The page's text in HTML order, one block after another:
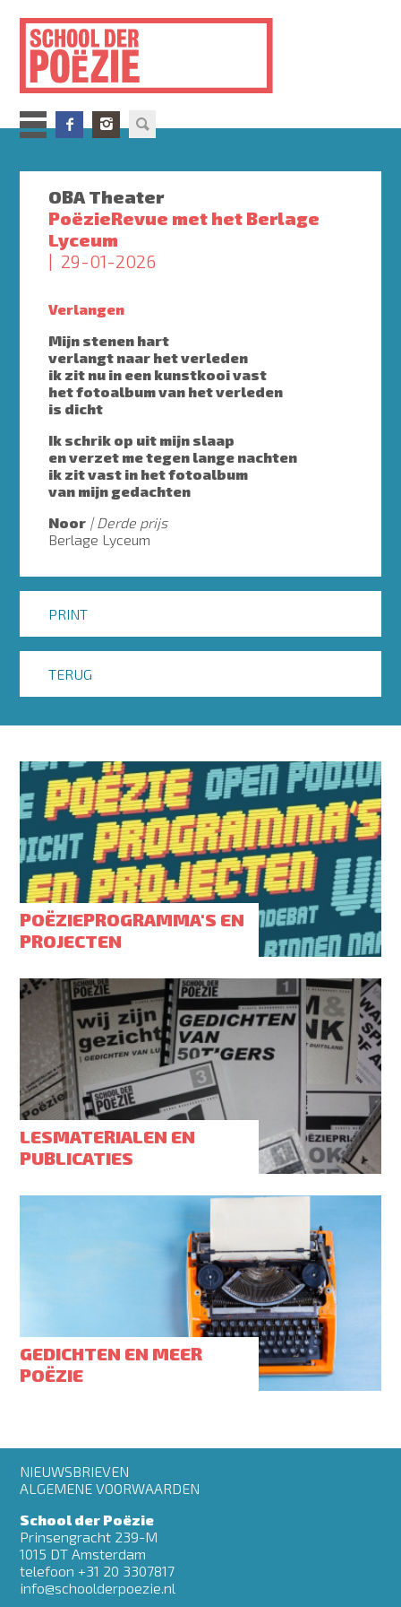
inhoud
gaan
OBA Theater
PoëzieRevue met het Berlage
Lyceum
29-01-2026
Verlangen
Mijn stenen hart
verlangt naar het verleden
ik zit nu in een kunstkooi vast
het fotoalbum van het verleden
is dicht
Ik schrik op uit mijn slaap
en verzet me tegen lange nachten
ik zit vast in het fotoalbum
van mijn gedachten
Noor
Derde prijs
Berlage Lyceum
PRINT
TERUG
POËZIEPROGRAMMA'S EN
PROJECTEN
LESMATERIALEN EN
PUBLICATIES
GEDICHTEN EN MEER
POËZIE
Footer
menu
NIEUWSBRIEVEN
ALGEMENE VOORWAARDEN
School der Poëzie
Prinsengracht 239-M
1015 DT Amsterdam
telefoon +31 20 3307817
info@schoolderpoezie.nl